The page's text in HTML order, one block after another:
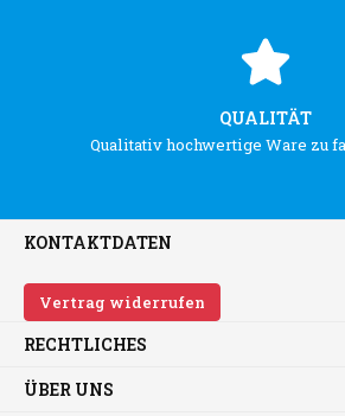
QUALITÄT
Qualitativ hochwertige Ware zu
KONTAKTDATEN
Vertrag widerrufen
RECHTLICHES
ÜBER UNS